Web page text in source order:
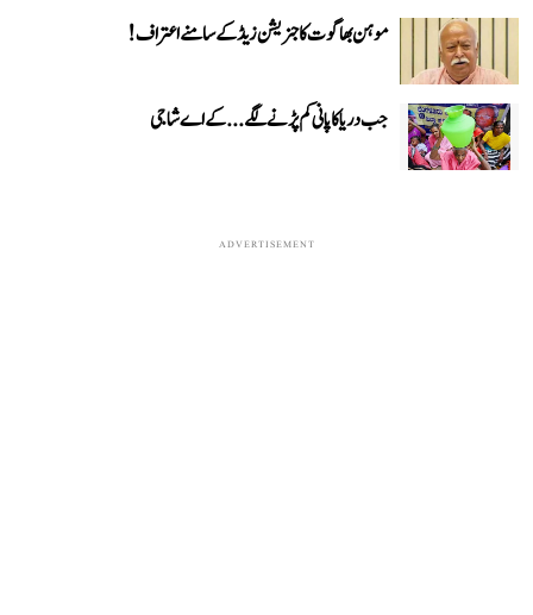
موہن بھاگوت کا جنریشن زیڈ کے سامنے اعتراف!
جب دریا کا پانی کم پڑنے لگے...کے اے شاجی
ADVERTISEMENT